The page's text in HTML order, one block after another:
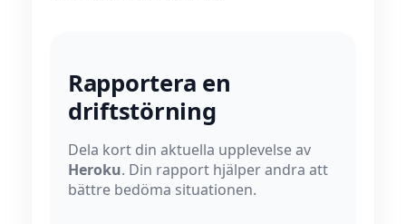
Rapportera en
driftstörning
Dela kort din aktuella upplevelse av
Heroku. Din rapport hjälper andra att
bättre bedöma situationen.